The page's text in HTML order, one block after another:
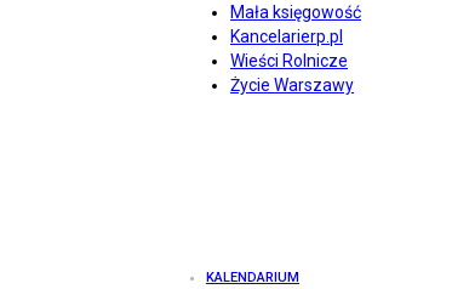
Mała księgowość
Kancelarierp.pl
Wieści Rolnicze
Życie Warszawy
KALENDARIUM